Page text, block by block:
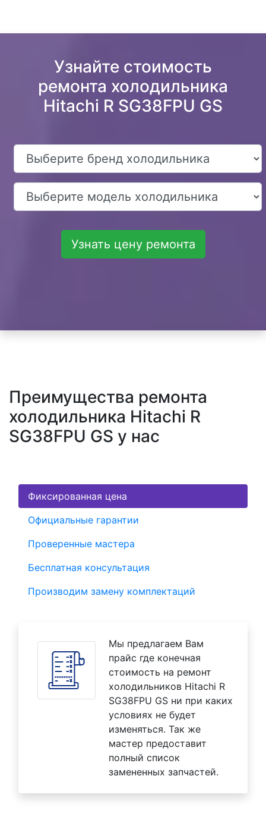
Узнайте стоимость
ремонта холодильника
Hitachi R SG38FPU GS
Узнать цену ремонта
Преимущества ремонта
холодильника Hitachi R
SG38FPU GS у нас
Фиксированная цена
Официальные гарантии
Проверенные мастера
Бесплатная консультация
Производим замену комплектаций
Мы предлагаем Вам
прайс где конечная
стоимость на ремонт
холодильников Hitachi R
SG38FPU GS ни при каких
условиях не будет
изменяться. Так же
мастер предоставит
полный список
замененных запчастей.